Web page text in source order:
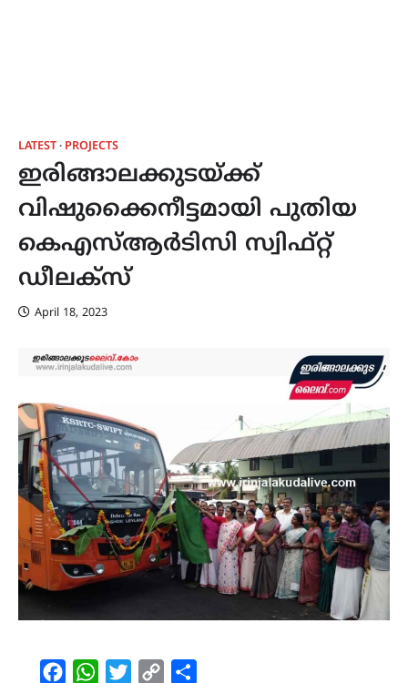
LATEST PROJECTS
ഇരിങ്ങാലക്കുടയ്ക്ക്
വിഷുക്കൈനീട്ടമായി പുതിയ
കെഎസ്ആർടിസി സ്വിഫ്റ്റ്
ഡീലക്സ്
April 18, 2023
FacebookWhatsAppTwitterCopy